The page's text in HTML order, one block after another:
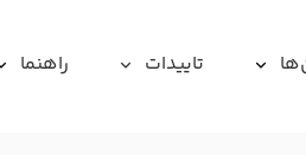
تاییدات راهنما